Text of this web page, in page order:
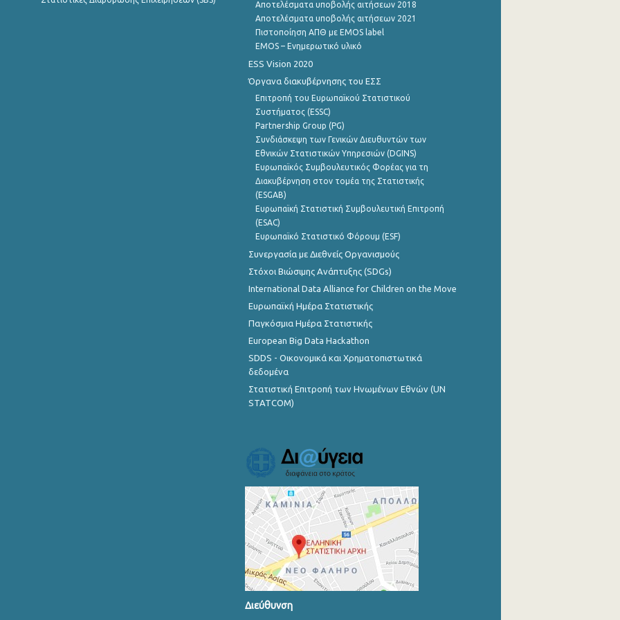
Αποτελέσματα υποβολής αιτήσεων 2018
Αποτελέσματα υποβολής αιτήσεων 2021
Πιστοποίηση ΑΠΘ με EMOS label
EMOS – Ενημερωτικό υλικό
ESS Vision 2020
Όργανα διακυβέρνησης του ΕΣΣ
Επιτροπή του Ευρωπαϊκού Στατιστικού
Συστήματος (ESSC)
Partnership Group (PG)
Συνδιάσκεψη των Γενικών Διευθυντών των
Εθνικών Στατιστικών Υπηρεσιών (DGINS)
Ευρωπαϊκός Συμβουλευτικός Φορέας για τη
Διακυβέρνηση στον τομέα της Στατιστικής
(ESGAB)
Ευρωπαϊκή Στατιστική Συμβουλευτική Επιτροπή
(ESAC)
Ευρωπαϊκό Στατιστικό Φόρουμ (ESF)
Συνεργασία με Διεθνείς Οργανισμούς
Στόχοι Βιώσιμης Ανάπτυξης (SDGs)
International Data Alliance for Children on the Move
Ευρωπαϊκή Ημέρα Στατιστικής
Παγκόσμια Ημέρα Στατιστικής
European Big Data Hackathon
SDDS - Οικονομικά και Χρηματοπιστωτικά
δεδομένα
Στατιστική Επιτροπή των Ηνωμένων Εθνών (UN
STATCOM)
Διεύθυνση